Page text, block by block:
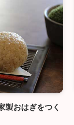
製おはぎをつく